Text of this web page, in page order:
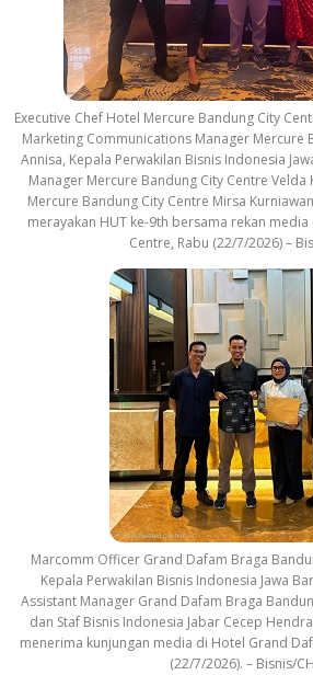
Executive Chef Hotel Mercure Bandung City
Marketing Communications Manager Mercure
Annisa, Kepala Perwakilan Bisnis Indonesia
Manager Mercure Bandung City Centre Velda
Mercure Bandung City Centre Mirsa
merayakan HUT ke-9th bersama rekan
Centre, Rabu (22/7/2026) –
Marcomm Officer Grand Dafam Braga
Kepala Perwakilan Bisnis Indonesia Jawa
Assistant Manager Grand Dafam Braga
dan Staf Bisnis Indonesia Jabar Cecep
menerima kunjungan media di Hotel Grand
(22/7/2026). – Bisnis/